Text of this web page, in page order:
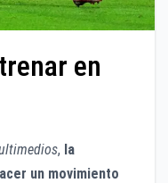
en
, la
un movimiento